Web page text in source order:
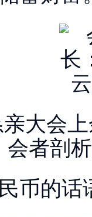
大会
会者剖
币的话